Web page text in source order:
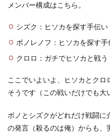
メンバー構成はこちら。
シズク：ヒソカを探す手伝い
ボノレノフ：ヒソカを探す手
クロロ：ガチでヒソカと戦う
ここでいよいよ、ヒソカとク
そうです（この戦いだけでも大
ボノとシズクがどれだけ戦闘
の発言（殺るのは俺）からも、